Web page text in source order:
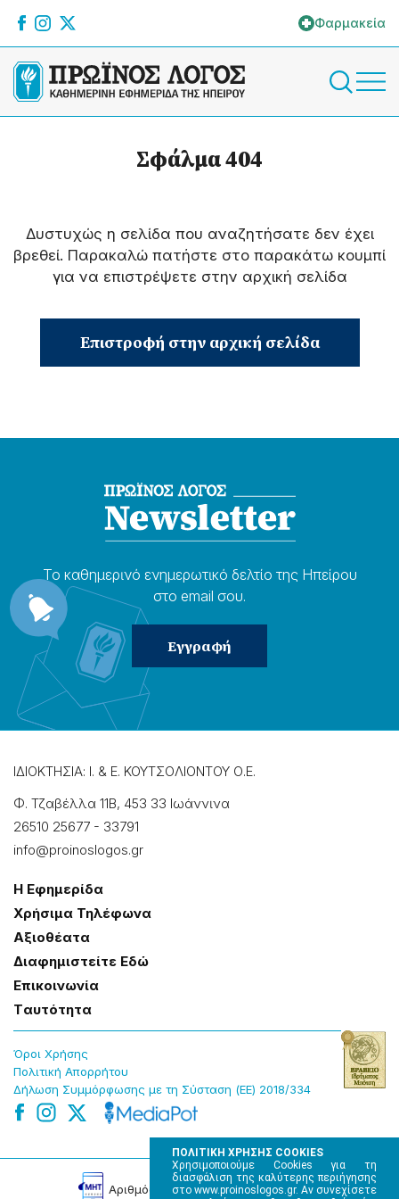
ΠΟΛΙΤΙΚΗ ΧΡΗΣΗΣ COOKIES
Χρησιμοποιούμε Cookies για τη
διασφάλιση της καλύτερης περιήγησης
στο www.proinoslogos.gr. Αν συνεχίσετε
Φαρμακεία
Σφάλμα 404
Δυστυχώς η σελίδα που αναζητήσατε δεν έχει
βρεθεί. Παρακαλώ πατήστε στο παρακάτω κουμπί
για να επιστρέψετε στην αρχική σελίδα
Επιστροφή στην αρχική σελίδα
Το καθημερɩνό ενημερωτɩκό δελτίο της Ηπείρου
στο email σου.
ΙΔΙΟΚΤΗΣΙΑ: Ι. & Ε. ΚΟΥΤΣΟΛΙΟΝΤΟΥ Ο.Ε.
Φ. Τζαβέλλα 11Β, 453 33 Ιωάννɩνα
26510 25677 - 33791
info@proinoslogos.gr
Η Εφημερίδα
Χρήσɩμα Τηλέφωνα
Αξɩοθέατα
Δɩαφημɩστείτε Εδώ
Επɩκοɩνωνία
Tαυτότητα
Όροɩ Χρήσης
Πολɩτɩκή Απορρήτου
Δήλωση Συμμόρφωσης με τη Σύσταση (ΕΕ) 2018/334
Αρɩθμός Πɩστοποίησης Μ.Η.Τ. 220242